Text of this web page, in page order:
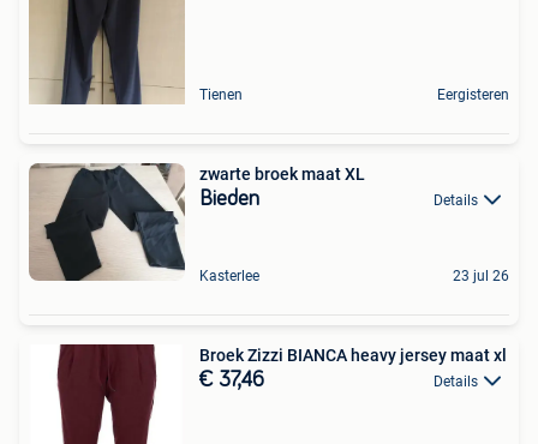
Tienen Eergisteren
zwarte broek maat XL
Bieden Details
Kasterlee 23 jul 26
Broek Zizzi BIANCA heavy jersey maat xl
€ 37,46 Details